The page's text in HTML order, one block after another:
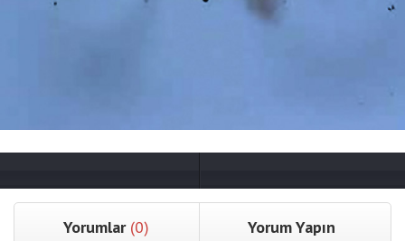
Yorumlar (0) Yorum Yapın